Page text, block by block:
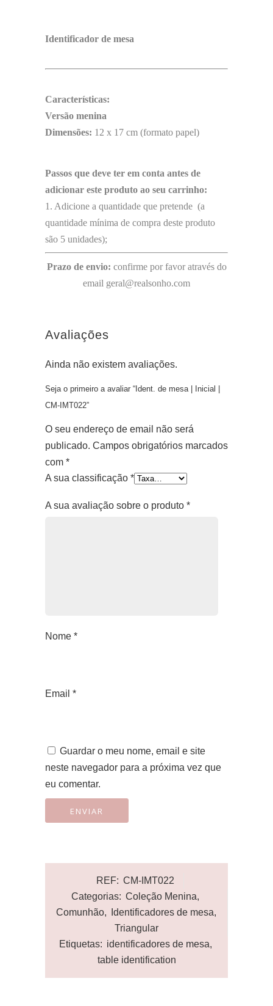
Identificador de mesa
Características:
Versão menina
Dimensões: 12 x 17 cm (formato papel)
Passos que deve ter em conta antes de
adicionar este produto ao seu carrinho:
1. Adicione a quantidade que pretende (a
quantidade mínima de compra deste produto
são 5 unidades);
Prazo de envio: confirme por favor através do
email geral@realsonho.com
Avaliações
Ainda não existem avaliações.
Seja o primeiro a avaliar “Ident. de mesa | Inicial |
CM-IMT022”
O seu endereço de email não será
publicado. Campos obrigatórios marcados
com *
A sua classificação *
A sua avaliação sobre o produto *
Nome *
Email *
Guardar o meu nome, email e site
neste navegador para a próxima vez que
eu comentar.
REF: CM-IMT022
Categorias: Coleção Menina,
Comunhão, Identificadores de mesa,
Triangular
Etiquetas: identificadores de mesa,
table identification